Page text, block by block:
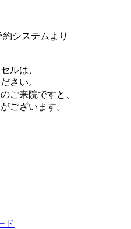
システムより
ルは、
さい。
ご来院ですと、
ございます。
ド